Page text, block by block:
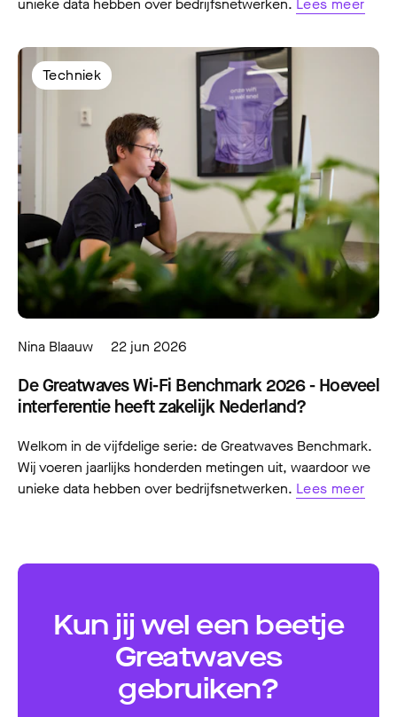
unieke data hebben over bedrijfsnetwerken. Lees meer
Techniek
Nina Blaauw 22 jun 2026
De Greatwaves Wi-Fi Benchmark 2026 - Hoeveel
interferentie heeft zakelijk Nederland?
Welkom in de vijfdelige serie: de Greatwaves Benchmark.
Wij voeren jaarlijks honderden metingen uit, waardoor we
unieke data hebben over bedrijfsnetwerken. Lees meer
Kun jij wel een beetje
Greatwaves
gebruiken?